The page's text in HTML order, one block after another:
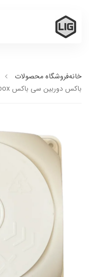
خانهفروشگاه محصولات
باکس دوربین سی باکس c box